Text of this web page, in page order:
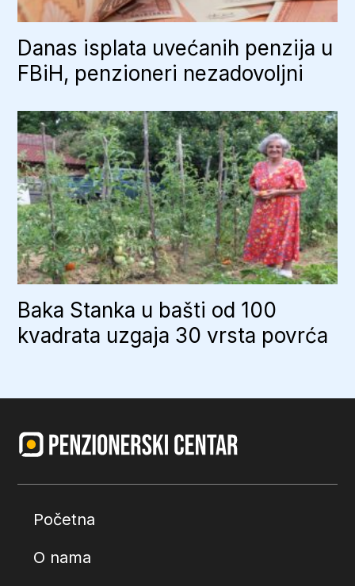
Danas isplata uvećanih penzija u
FBiH, penzioneri nezadovoljni
Baka Stanka u bašti od 100
kvadrata uzgaja 30 vrsta povrća
Početna
O nama